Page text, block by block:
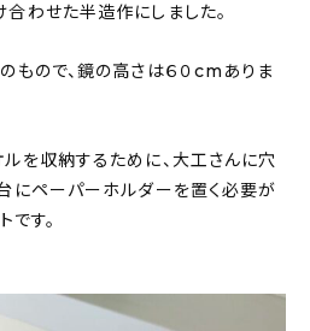
わせた半造作にしました。
もので、鏡の高さは６０cmありま
を収納するために、大工さんに穴
にペーパーホルダーを置く必要が
です。